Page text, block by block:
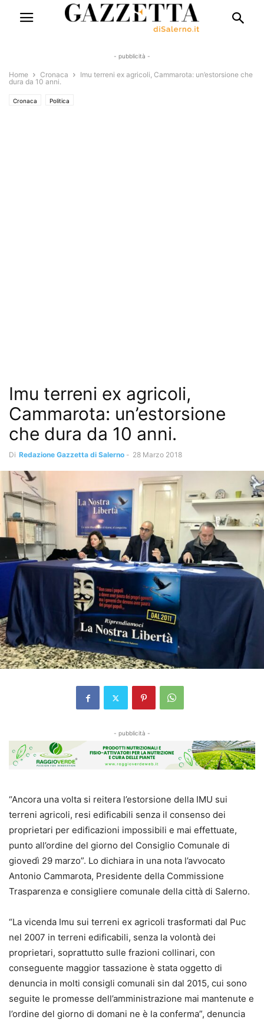
- pubblicità -
Home Cronaca
Imu terreni ex agricoli, Cammarota: un’estorsione che
dura da 10 anni.
Cronaca Politica
Imu terreni ex agricoli,
Cammarota: un’estorsione
che dura da 10 anni.
Di Redazione Gazzetta di Salerno - 28 Marzo 2018
- pubblicità -
“Ancora una volta si reitera l’estorsione della IMU sui
terreni agricoli, resi edificabili senza il consenso dei
proprietari per edificazioni impossibili e mai effettuate,
punto all’ordine del giorno del Consiglio Comunale di
giovedì 29 marzo”. Lo dichiara in una nota l’avvocato
Antonio Cammarota, Presidente della Commissione
Trasparenza e consigliere comunale della città di Salerno.
“La vicenda Imu sui terreni ex agricoli trasformati dal Puc
nel 2007 in terreni edificabili, senza la volontà dei
proprietari, soprattutto sulle frazioni collinari, con
conseguente maggior tassazione è stata oggetto di
denuncia in molti consigli comunali sin dal 2015, cui sono
seguite le promesse dell’amministrazione mai mantenute e
l’ordine del giorno di domani ne è la conferma”, denuncia